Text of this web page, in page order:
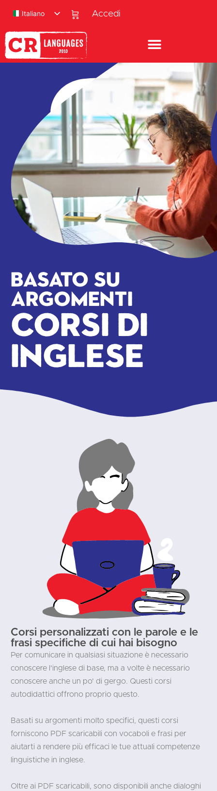
Accedi
Italiano
Basato su
argomenti
Corsi di
inglese
Corsi personalizzati con le parole e le
frasi specifiche di cui hai bisogno
Per comunicare in qualsiasi situazione è necessario
conoscere l'inglese di base, ma a volte è necessario
conoscere anche un po' di gergo. Questi corsi
autodidattici offrono proprio questo.
Basati su argomenti molto specifici, questi corsi
forniscono PDF scaricabili con vocaboli e frasi per
aiutarti a rendere più efficaci le tue attuali competenze
linguistiche in inglese.
Oltre ai PDF scaricabili, sono disponibili anche dialoghi